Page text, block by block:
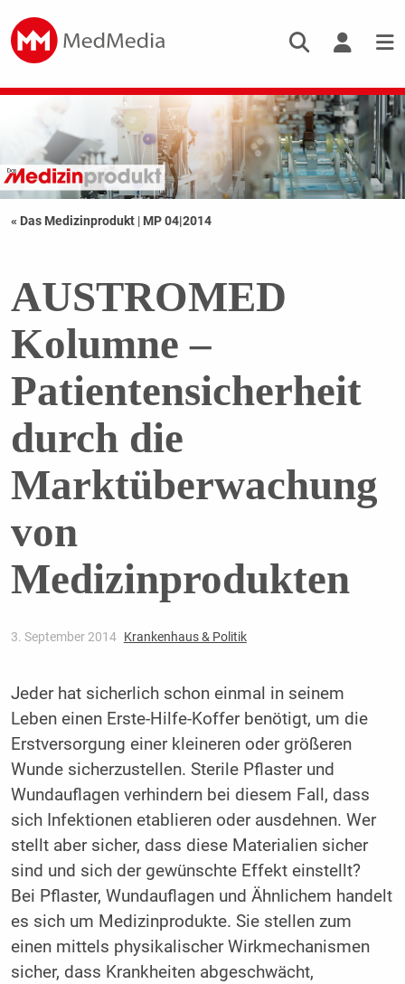
« Das Medizinprodukt | MP 04|2014
AUSTROMED
Kolumne –
Patientensicherheit
durch die
Marktüberwachung
von
Medizinprodukten
3. September 2014 Krankenhaus & Politik
Jeder hat sicherlich schon einmal in seinem
Leben einen Erste-Hilfe-Koffer benötigt, um die
Erstversorgung einer kleineren oder größeren
Wunde sicherzustellen. Sterile Pflaster und
Wundauflagen verhindern bei diesem Fall, dass
sich Infektionen etablieren oder ausdehnen. Wer
stellt aber sicher, dass diese Materialien sicher
sind und sich der gewünschte Effekt einstellt?
Bei Pflaster, Wundauflagen und Ähnlichem handelt
es sich um Medizinprodukte. Sie stellen zum
einen mittels physikalischer Wirkmechanismen
sicher, dass Krankheiten abgeschwächt,